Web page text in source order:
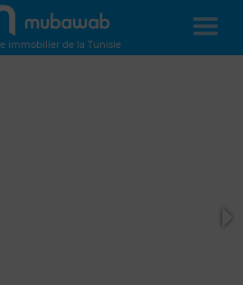
immobilier de la Tunisie